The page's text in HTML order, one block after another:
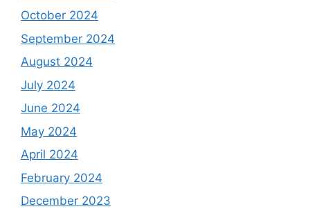
October 2024
September 2024
August 2024
July 2024
June 2024
May 2024
April 2024
February 2024
December 2023